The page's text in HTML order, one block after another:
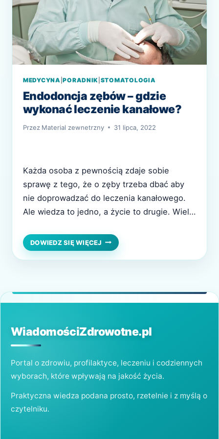
MEDYCYNA |PORADNIK STOMATOLOGIA
Endodoncja zębów – gdzie
wykonać leczenie kanałowe?
Przez Material zewnetrzny 31 lipca, 2022
Każda osoba z pewnością zdaje sobie
sprawę z tego, że o zęby trzeba dbać aby
nie doprowadzać do leczenia kanałowego.
Ale wiedza to jedno, a życie to drugie. Wiele
stomatologicznym, ponieważ najzwyczajniej
w świecie nie jest to najprzyjemniejsze
DOWIEDZ SIĘ WIĘCEJ ENDODONCJA
ZĘBÓW
–
WiadomościZdrowotne.pl
Portal o zdrowiu, profilaktyce, leczeniu i codziennych
wyborach, które wpływają na jakość życia.
Praktyczna wiedza podana prosto, rzetelnie i z myślą o
czytelniku.